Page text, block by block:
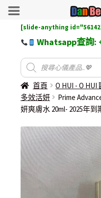
[slide-anything
Whatsapp查詢:
首頁 O HUI - O HUI
多效活妍
Prime
妍爽膚水 20ml- 2025年到